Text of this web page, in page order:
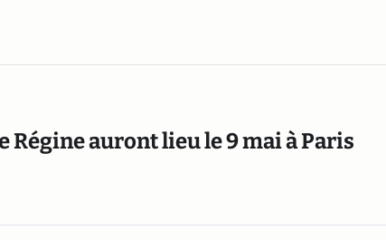
Régine auront lieu le 9 mai à Paris